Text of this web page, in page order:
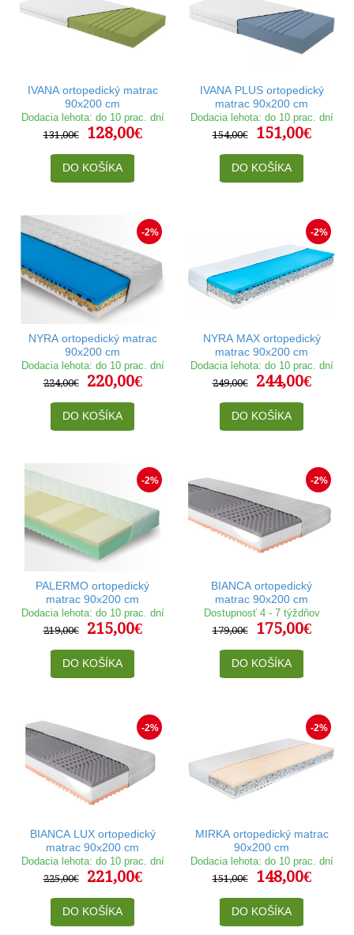
IVANA ortopedický matrac
90x200 cm
Dodacia lehota: do 10 prac. dní
131,00€
128,00€
DO KOŠÍKA
IVANA PLUS ortopedický
matrac 90x200 cm
Dodacia lehota: do 10 prac. dní
154,00€
151,00€
DO KOŠÍKA
-2%
NYRA ortopedický matrac
90x200 cm
Dodacia lehota: do 10 prac. dní
224,00€
220,00€
DO KOŠÍKA
-2%
NYRA MAX ortopedický
matrac 90x200 cm
Dodacia lehota: do 10 prac. dní
249,00€
244,00€
DO KOŠÍKA
-2%
PALERMO ortopedický
matrac 90x200 cm
Dodacia lehota: do 10 prac. dní
219,00€
215,00€
DO KOŠÍKA
-2%
BIANCA ortopedický
matrac 90x200 cm
Dostupnosť 4 - 7 týždňov
179,00€
175,00€
DO KOŠÍKA
-2%
BIANCA LUX ortopedický
matrac 90x200 cm
Dodacia lehota: do 10 prac. dní
225,00€
221,00€
DO KOŠÍKA
-2%
MIRKA ortopedický matrac
90x200 cm
Dodacia lehota: do 10 prac. dní
151,00€
148,00€
DO KOŠÍKA